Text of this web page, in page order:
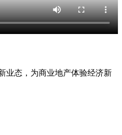
业态，为商业地产体验经济新